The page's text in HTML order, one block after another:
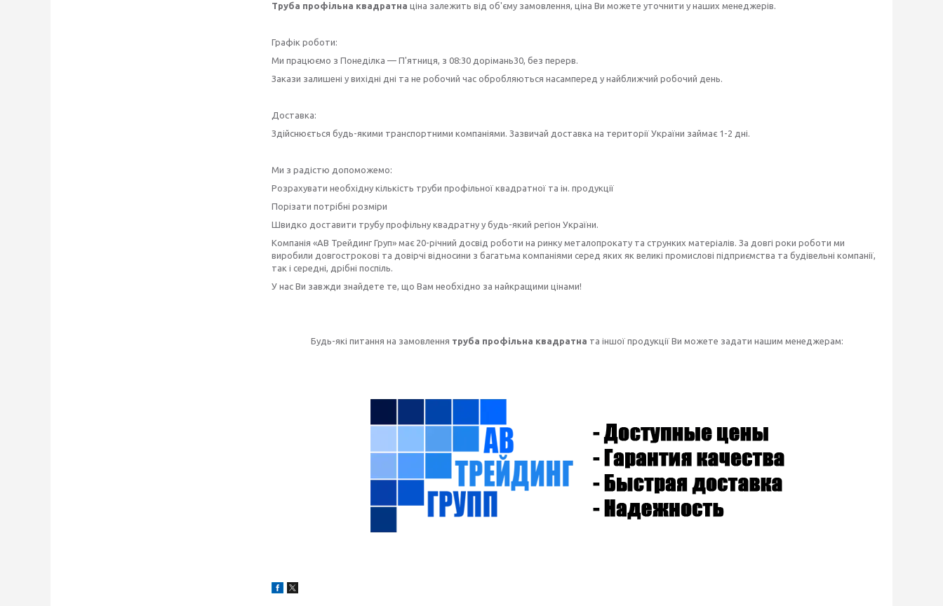
Труба профільна квадратна ціна залежить від об'єму замовлення, ціна Ви можете уточнити у наших менеджерів.
Графік роботи:
Ми працюємо з Понеділка — П'ятниця, з 08:30 дорімань30, без перерв.
Закази залишені у вихідні дні та не робочий час обробляються насамперед у найближчий робочий день.
Доставка:
Здійснюється будь-якими транспортними компаніями. Зазвичай доставка на території України займає 1-2 дні.
Ми з радістю допоможемо:
Розрахувати необхідну кількість труби профільної квадратної та ін. продукції
Порізати потрібні розміри
Швидко доставити трубу профільну квадратну у будь-який регіон України.
Компанія «АВ Трейдинг Груп» має 20-річний досвід роботи на ринку металопрокату та струнких матеріалів. За довгі роки роботи ми
виробили довгострокові та довірчі відносини з багатьма компаніями серед яких як великі промислові підприємства та будівельні компанії,
так і середні, дрібні поспіль.
У нас Ви завжди знайдете те, що Вам необхідно за найкращими цінами!
Будь-які питання на замовлення труба профільна квадратна та іншої продукції Ви можете задати нашим менеджерам: